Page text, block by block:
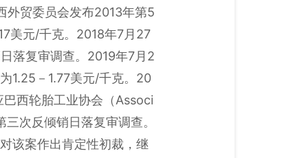
外贸委员会发布2013年第5
美元/千克。2018年7月27
落复审调查。2019年7月2
1.25－1.77美元/千克。20
西轮胎工业协会（Associ
次反倾销日落复审调查。
该案作出肯定性初裁，继